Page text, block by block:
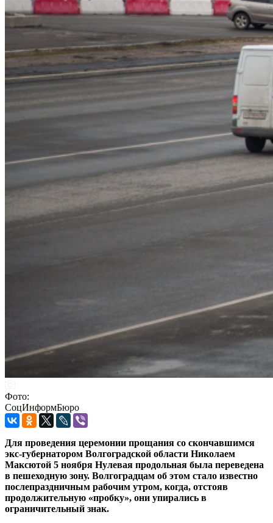
Фото:
СоцИнформБюро
Для проведения церемонии прощания со скончавшимся
экс-губернатором Волгоградской области Николаем
Максютой 5 ноября Нулевая продольная была переведена
в пешеходную зону. Волгоградцам об этом стало известно
послепраздничным рабочим утром, когда, отстояв
продолжительную «пробку», они упирались в
ограничительный знак.